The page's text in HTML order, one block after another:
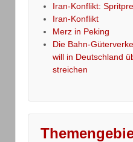
Iran-Konflikt:
Iran-Konflikt
Merz in Peking
Die Bahn-
will in Deutschland
streichen